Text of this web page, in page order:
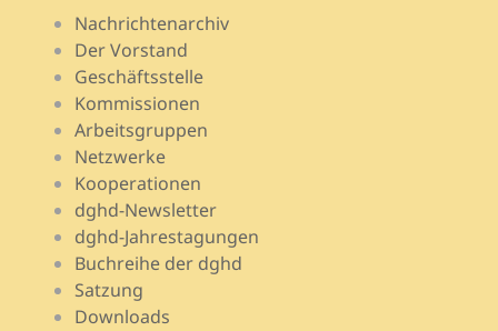
Nachrichtenarchiv
Der Vorstand
Geschäftsstelle
Kommissionen
Arbeitsgruppen
Netzwerke
Kooperationen
dghd-Newsletter
dghd-Jahrestagungen
Buchreihe der dghd
Satzung
Downloads